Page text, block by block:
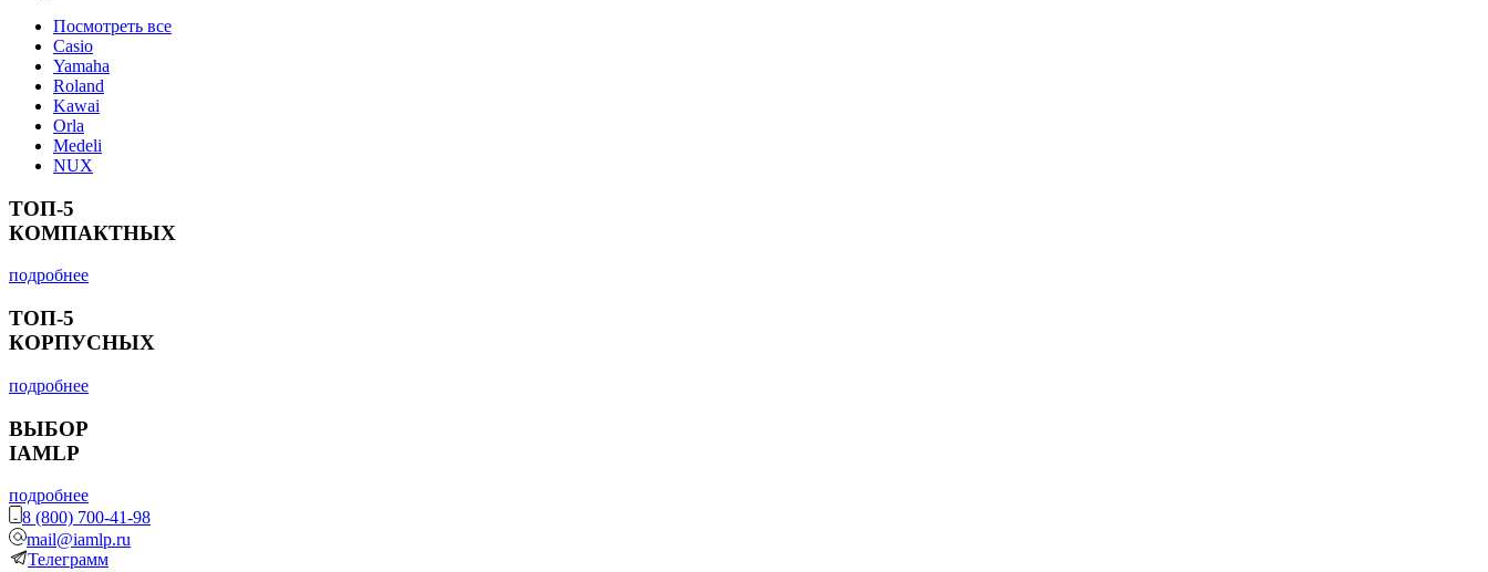
Посмотреть все
Casio
Yamaha
Roland
Kawai
Orla
Medeli
NUX
ТОП-5
КОМПАКТНЫХ
подробнее
ТОП-5
КОРПУСНЫХ
подробнее
ВЫБОР
IAMLP
подробнее
8 (800) 700-41-98
mail@iamlp.ru
Телеграмм